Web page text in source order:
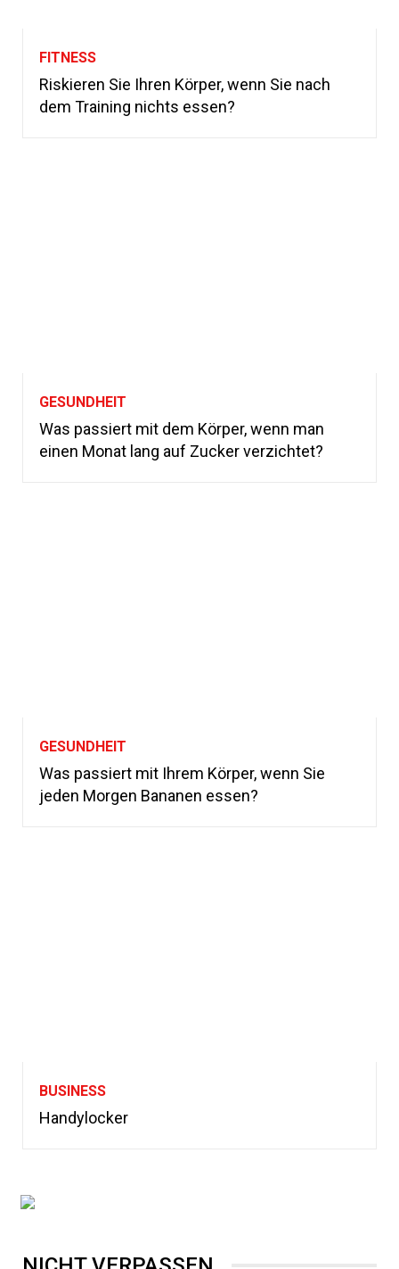
FITNESS
Riskieren Sie Ihren Körper, wenn Sie nach
dem Training nichts essen?
GESUNDHEIT
Was passiert mit dem Körper, wenn man
einen Monat lang auf Zucker verzichtet?
GESUNDHEIT
Was passiert mit Ihrem Körper, wenn Sie
jeden Morgen Bananen essen?
BUSINESS
Handylocker